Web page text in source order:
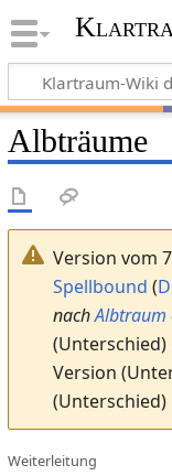
Albträume
Version vom
Spellbound (
nachAlbtraum
Version
(Unterschied)
Weiterleitung